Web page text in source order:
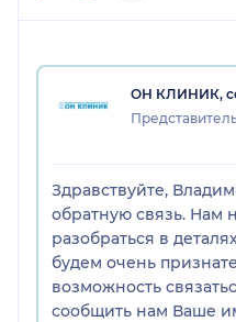
ОН КЛИНИК,
Здравствуйте,
обратную связь. Нам
разобраться в
будем очень
возможность
сообщить нам Ваше